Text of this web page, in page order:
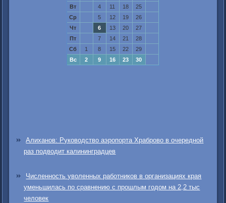
Вт
4 11 18
25
Ср
5 12 19
26
Чт
6 13 20
27
Пт
7 14 21
28
Сб
1 8 15 22
29
Вс
2 9 16 23 30
Алиханов: Руководство аэропорта Храброво в очередной
раз подводит калининградцев
Численность уволенных работников в организациях края
уменьшилась по сравнению с прошлым годом на 2,2 тыс
человек